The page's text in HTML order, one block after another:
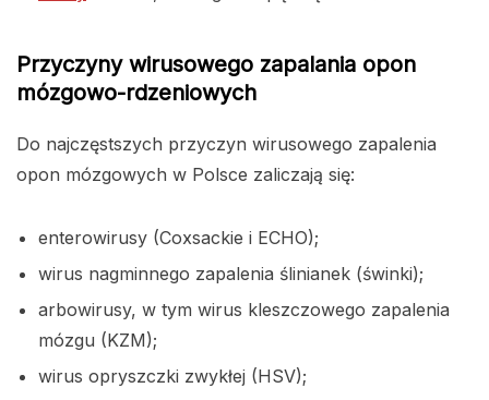
Przyczyny wirusowego zapalania opon
mózgowo-rdzeniowych
Do najczęstszych przyczyn wirusowego zapalenia
opon mózgowych w Polsce zaliczają się:
enterowirusy (Coxsackie i ECHO);
wirus nagminnego zapalenia ślinianek (świnki);
arbowirusy, w tym wirus kleszczowego zapalenia
mózgu (KZM);
wirus opryszczki zwykłej (HSV);